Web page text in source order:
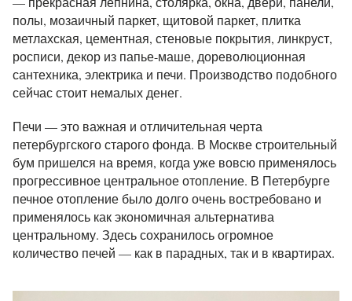
полы, мозаичный паркет, щитовой паркет, плитка
метлахская, цементная, стеновые покрытия, линкруст,
росписи, декор из папье-маше, дореволюционная
сантехника, электрика и печи. Производство подобного
сейчас стоит немалых денег.
Печи — это важная и отличительная черта
петербургского старого фонда. В Москве строительный
бум пришелся на время, когда уже вовсю применялось
прогрессивное центральное отопление. В Петербурге
печное отопление было долго очень востребовано и
применялось как экономичная альтернатива
центральному. Здесь сохранилось огромное
количество печей — как в парадных, так и в квартирах.